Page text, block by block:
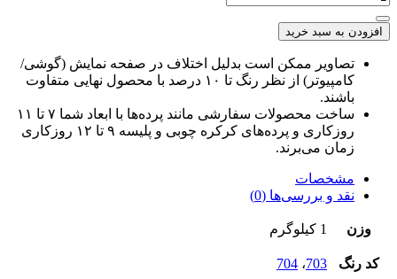
افزودن به سبد خرید
تصاویر ممکن است بدلیل اختلاف در صفحه نمایش (گوشی/
کامپیوتر) از نظر رنگ تا ۱۰ درصد با محصول نهایی متفاوت
باشند.
ساخت محصولات سفارشی مانند پرده‌ها با ابعاد شما ۷ تا ۱۱
روزکاری و پرده‌های کرکره چوبی و پلیسه ۹ تا ۱۲ روزکاری
زمان می‌برند.
مشخصات
نقد و بررسی‌ها (0)
وزن 1 کیلوگرم
کد رنگ 703، 704